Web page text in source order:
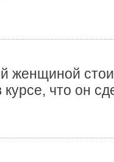
женщиной
что он